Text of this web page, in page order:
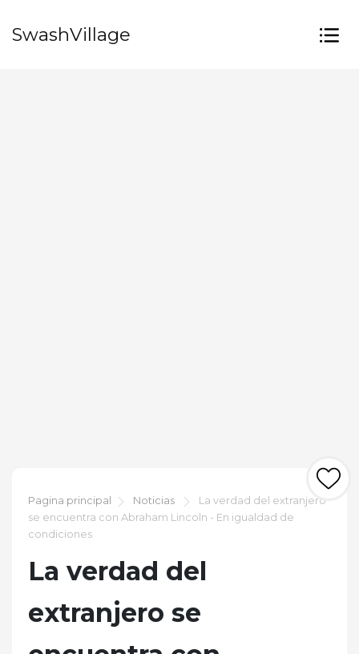
SwashVillage
Pagina principal Noticias
La verdad del extranjero
se encuentra con Abraham Lincoln - En igualdad de
condiciones
La verdad del
extranjero se